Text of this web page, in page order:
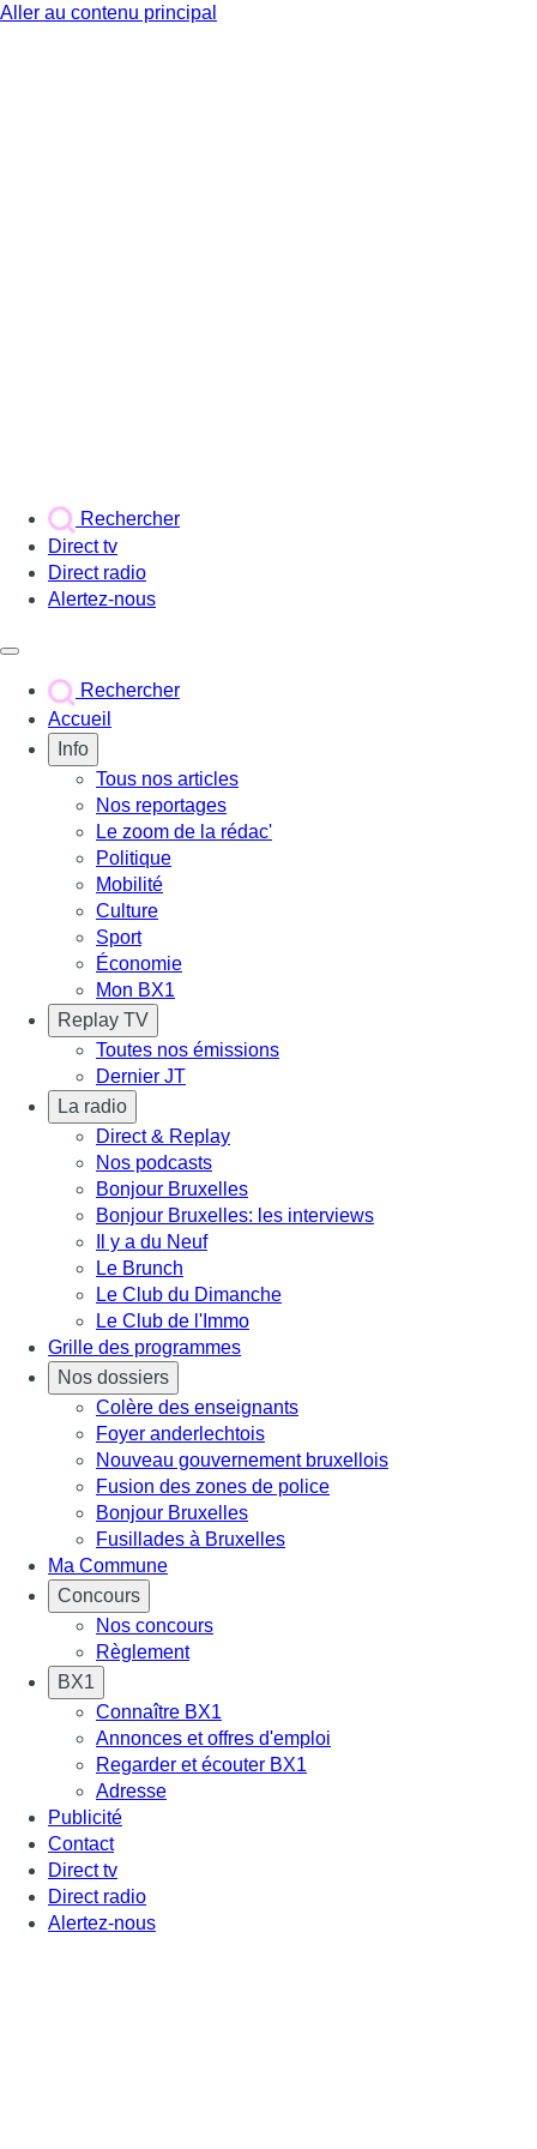
Aller au contenu principal
Rechercher
Direct tv
Direct radio
Alertez-nous
Rechercher
Accueil
Info
Tous nos articles
Nos reportages
Le zoom de la rédac'
Politique
Mobilité
Culture
Sport
Économie
Mon BX1
Replay TV
Toutes nos émissions
Dernier JT
La radio
Direct & Replay
Nos podcasts
Bonjour Bruxelles
Bonjour Bruxelles: les interviews
Il y a du Neuf
Le Brunch
Le Club du Dimanche
Le Club de l'Immo
Grille des programmes
Nos dossiers
Colère des enseignants
Foyer anderlechtois
Nouveau gouvernement bruxellois
Fusion des zones de police
Bonjour Bruxelles
Fusillades à Bruxelles
Ma Commune
Concours
Nos concours
Règlement
BX1
Connaître BX1
Annonces et offres d'emploi
Regarder et écouter BX1
Adresse
Publicité
Contact
Direct tv
Direct radio
Alertez-nous